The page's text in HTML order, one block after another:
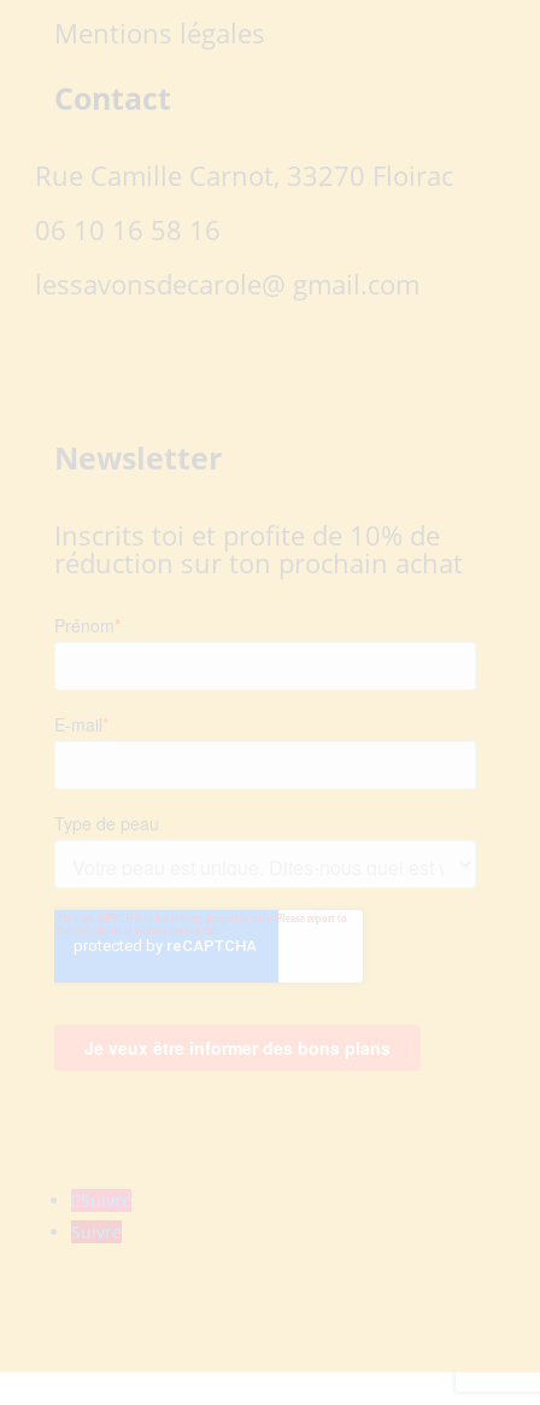
Mentions légales
Contact
Rue Camille Carnot, 33270 Floirac
06 10 16 58 16
lessavonsdecarole@ gmail.com
Newsletter
Inscrits toi et profite de 10% de
réduction sur ton prochain achat
Suivre
Suivre